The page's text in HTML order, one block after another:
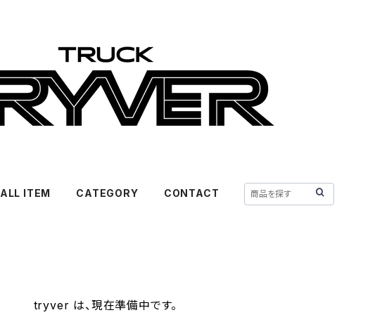
ALL ITEM CATEGORY CONTACT
tryver は、現在準備中です。